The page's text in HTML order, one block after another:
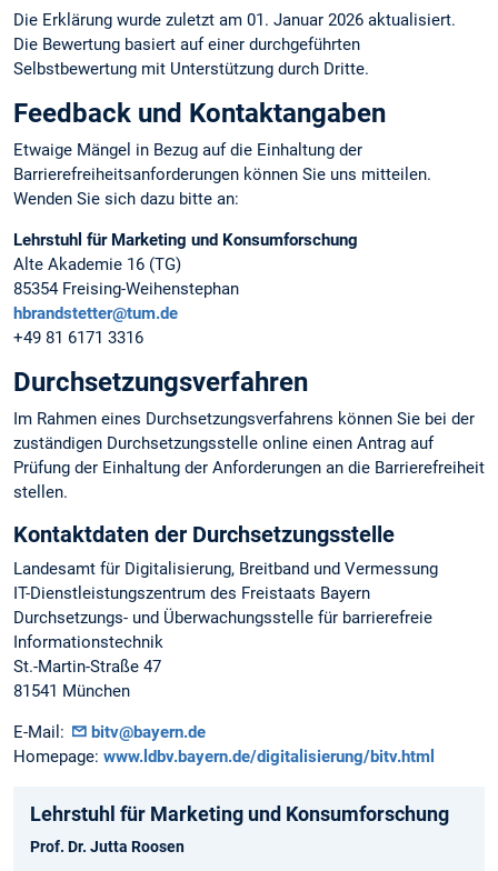
Die Erklärung wurde zuletzt am 01. Januar 2026 aktualisiert.
Die Bewertung basiert auf einer durchgeführten
Selbstbewertung mit Unterstützung durch Dritte.
Feedback und Kontaktangaben
Etwaige Mängel in Bezug auf die Einhaltung der
Barrierefreiheitsanforderungen können Sie uns mitteilen.
Wenden Sie sich dazu bitte an:
Lehrstuhl für Marketing und Konsumforschung
Alte Akademie 16 (TG)
85354 Freising-Weihenstephan
hbrandstetter@tum.de
+49 81 6171 3316
Durchsetzungsverfahren
Im Rahmen eines Durchsetzungsverfahrens können Sie bei der
zuständigen Durchsetzungsstelle online einen Antrag auf
Prüfung der Einhaltung der Anforderungen an die Barrierefreiheit
stellen.
Kontaktdaten der Durchsetzungsstelle
Landesamt für Digitalisierung, Breitband und Vermessung
IT-Dienstleistungszentrum des Freistaats Bayern
Durchsetzungs- und Überwachungsstelle für barrierefreie
Informationstechnik
St.-Martin-Straße 47
81541 München
E-Mail:
bitv@bayern.de
Homepage: www.ldbv.bayern.de/digitalisierung/bitv.html
Lehrstuhl für Marketing und Konsumforschung
Prof. Dr. Jutta Roosen